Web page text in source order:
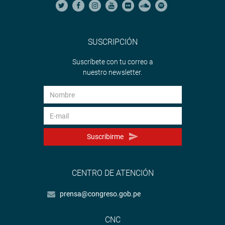
general de dicha compañía, Juan Carlos Morales Carpio,
fortaleciendo así la capacidad de respuesta ante
La congresista Noelia Herrera Medina visitó la Asociación
Eco Playas para reunirse con representantes de SEDAPAL,
OEFA, el Ministerio del Ambiente (MINAM), la teniente
Gobernadora de la jurisdicción, el Comisario de
Pachacútec, dirigentes y vecinos, a fin de constatar la
SUSCRIPCIÓN
Suscríbete con tu correo a
nuestro newsletter.
Suscribirme
CENTRO DE ATENCIÓN
prensa@congreso.gob.pe
CNC